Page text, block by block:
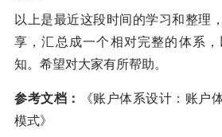
以上是最近这段时间的学习和整理
享，汇总成一个相对完整的体系
知。希望对大家有所帮助。
参考文档：
《账户体系设计：账户
模式》